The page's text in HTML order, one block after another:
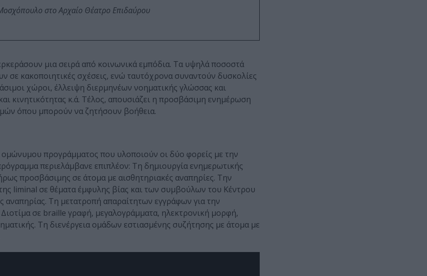
στο Αρχαίο Θέατρο Επιδαύρου
μια σειρά από κοινωνικά εμπόδια. Τα υψηλά ποσοστά
σε κακοποιητικές σχέσεις, ενώ ταυτόχρονα συναντούν δυσκολίες
χώροι, έλλειψη διερμηνέων νοηματικής γλώσσας και
κινητικότητας κ.ά. Τέλος, απουσιάζει η προσβάσιμη ενημέρωση
όπου μπορούν να ζητήσουν βοήθεια.
προγράμματος που υλοποιούν οι δύο φορείς με την
περιελάμβανε επιπλέον: Τη δημιουργία ενημερωτικής
προσβάσιμης σε άτομα με αισθητηριακές αναπηρίες. Την
liminal σε θέματα έμφυλης βίας και των συμβούλων του Κέντρου
Τη μετατροπή απαραίτητων εγγράφων για την
σε braille γραφή, μεγαλογράμματα, ηλεκτρονική μορφή,
Τη διενέργεια ομάδων εστιασμένης συζήτησης με άτομα με